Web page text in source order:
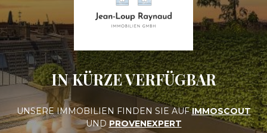
IN KÜRZE VERFÜGBAR
UNSERE IMMOBILIEN FINDEN SIE AUFIMMOSCOUT
UND PROVENEXPERT